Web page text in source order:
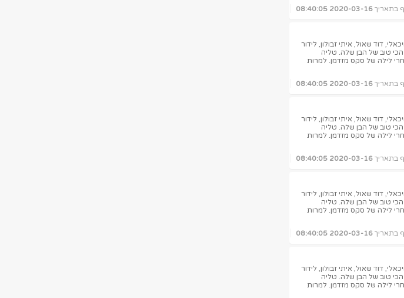
בתאריך 2020-03-16 08:40:05
דוד שאול, איתי זבולון, לידור
טוב של הבן שלה. טליה
ישי, מדריך הגלישה שלה שצעיר ממנה ב 20 שנה, אחרי לילה של סקס מזדמן. למרות
בתאריך 2020-03-16 08:40:05
דוד שאול, איתי זבולון, לידור
טוב של הבן שלה. טליה
ישי, מדריך הגלישה שלה שצעיר ממנה ב 20 שנה, אחרי לילה של סקס מזדמן. למרות
בתאריך 2020-03-16 08:40:05
דוד שאול, איתי זבולון, לידור
טוב של הבן שלה. טליה
ישי, מדריך הגלישה שלה שצעיר ממנה ב 20 שנה, אחרי לילה של סקס מזדמן. למרות
בתאריך 2020-03-16 08:40:05
דוד שאול, איתי זבולון, לידור
טוב של הבן שלה. טליה
ישי, מדריך הגלישה שלה שצעיר ממנה ב 20 שנה, אחרי לילה של סקס מזדמן. למרות